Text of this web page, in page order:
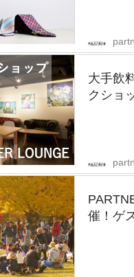
大手飲
クショ
催！ゲ